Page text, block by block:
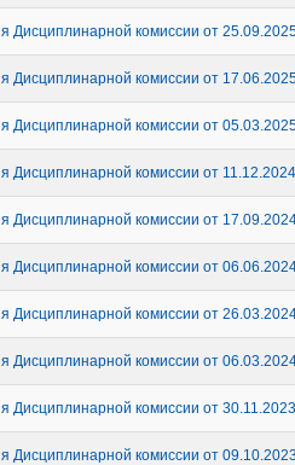
Дисциплинарной комиссии от
Дисциплинарной комиссии от
Дисциплинарной комиссии от
Дисциплинарной комиссии от 11.12.2024
Дисциплинарной комиссии от
Дисциплинарной комиссии от
Дисциплинарной комиссии от
Дисциплинарной комиссии от
Дисциплинарной комиссии от 30.11.2023
Дисциплинарной комиссии от 09.10.2023